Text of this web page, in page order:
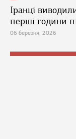
Іранці
перші години
06 березня, 2026